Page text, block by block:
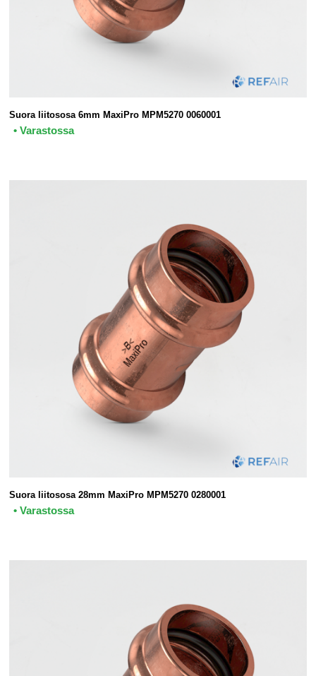
Suora liitososa 6mm MaxiPro MPM5270 0060001
• Varastossa
Suora liitososa 28mm MaxiPro MPM5270 0280001
• Varastossa